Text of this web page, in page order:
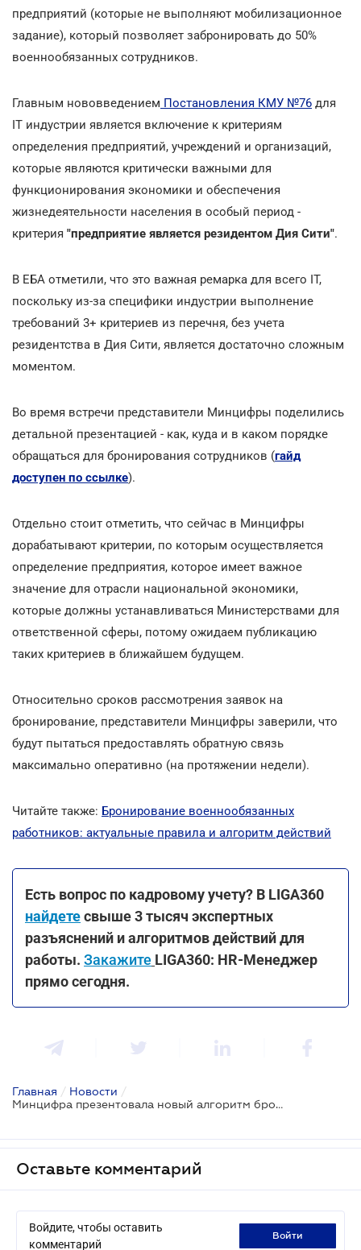
предприятий (которые не выполняют мобилизационное
задание), который позволяет забронировать до 50%
военнообязанных сотрудников.
Главным нововведением Постановления КМУ №76 для
ІТ индустрии является включение к критериям
определения предприятий, учреждений и организаций,
которые являются критически важными для
функционирования экономики и обеспечения
жизнедеятельности населения в особый период -
критерия "предприятие является резидентом Дия Сити".
В ЕБА отметили, что это важная ремарка для всего ІТ,
поскольку из-за специфики индустрии выполнение
требований 3+ критериев из перечня, без учета
резидентства в Дия Сити, является достаточно сложным
моментом.
Во время встречи представители Минцифры поделились
детальной презентацией - как, куда и в каком порядке
обращаться для бронирования сотрудников (гайд
доступен по ссылке).
Отдельно стоит отметить, что сейчас в Минцифры
дорабатывают критерии, по которым осуществляется
определение предприятия, которое имеет важное
значение для отрасли национальной экономики,
которые должны устанавливаться Министерствами для
ответственной сферы, потому ожидаем публикацию
таких критериев в ближайшем будущем.
Относительно сроков рассмотрения заявок на
бронирование, представители Минцифры заверили, что
будут пытаться предоставлять обратную связь
максимально оперативно (на протяжении недели).
Читайте также: Бронирование военнообязанных
работников: актуальные правила и алгоритм действий
Есть вопрос по кадровому учету? В LIGA360
найдетесвыше 3 тысяч экспертных
разъяснений и алгоритмов действий для
работы. Закажите LIGA360: HR-Менеджер
прямо сегодня.
Главная / Новости /
Минцифра презентовала новый алгоритм бронирования IT-специалистов
Оставьте комментарий
Войдите, чтобы оставить
комментарий
войти